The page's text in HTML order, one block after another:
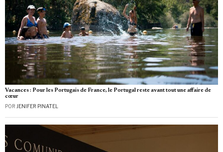
Vacances : Pour les Portugais de France, le Portugal reste avant tout une affaire de
cœur
POR JENIFER PINATEL